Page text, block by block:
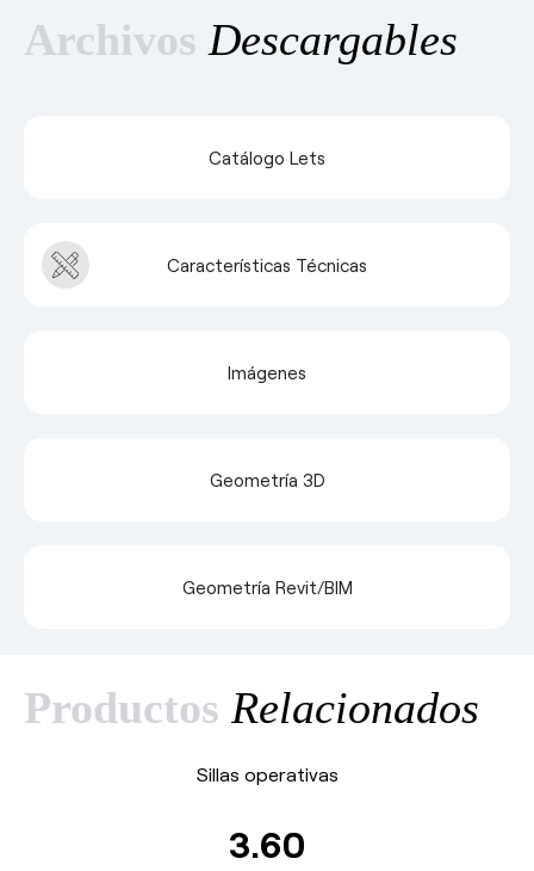
Archivos Descargables
Catálogo Lets
Características Técnicas
Imágenes
Geometría 3D
Geometría Revit/BIM
Productos Relacionados
Sillas operativas
3.60